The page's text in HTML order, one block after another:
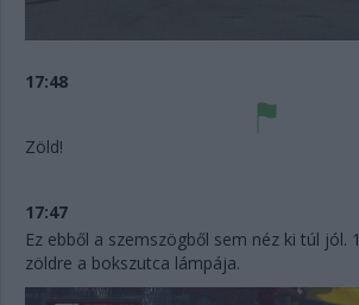
17:48
Zöld!
17:47
Ez ebből a szemszögből sem néz ki túl jól.
zöldre a bokszutca lámpája.